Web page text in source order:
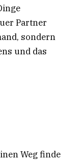
Partner
sondern
und das
Weg finde